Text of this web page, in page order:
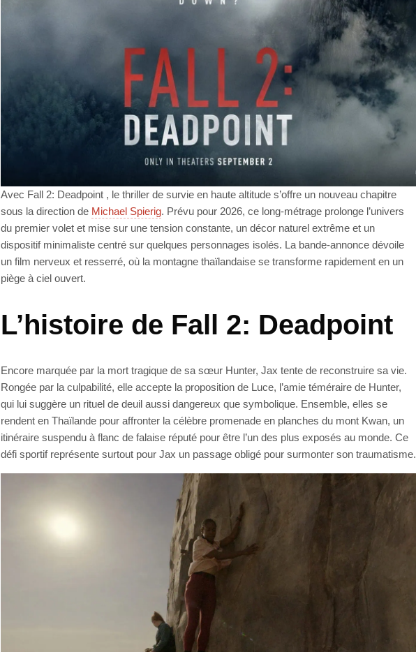
Avec Fall 2: Deadpoint , le thriller de survie en haute altitude s’offre un nouveau chapitre
sous la direction de Michael Spierig. Prévu pour 2026, ce long-métrage prolonge l’univers
du premier volet et mise sur une tension constante, un décor naturel extrême et un
dispositif minimaliste centré sur quelques personnages isolés. La bande-annonce dévoile
un film nerveux et resserré, où la montagne thaïlandaise se transforme rapidement en un
piège à ciel ouvert.
L’histoire de Fall 2: Deadpoint
Encore marquée par la mort tragique de sa sœur Hunter, Jax tente de reconstruire sa vie.
Rongée par la culpabilité, elle accepte la proposition de Luce, l’amie téméraire de Hunter,
qui lui suggère un rituel de deuil aussi dangereux que symbolique. Ensemble, elles se
rendent en Thaïlande pour affronter la célèbre promenade en planches du mont Kwan, un
itinéraire suspendu à flanc de falaise réputé pour être l’un des plus exposés au monde. Ce
défi sportif représente surtout pour Jax un passage obligé pour surmonter son traumatisme.